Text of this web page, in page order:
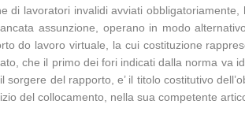
di lavoratori invalidi avviati
assunzione, operano in modo
do lavoro virtuale, la cui costituzione
che il primo dei fori indicati dalla norma va
sorgere del rapporto, e’ il titolo costitutivo
del collocamento, nella sua competente